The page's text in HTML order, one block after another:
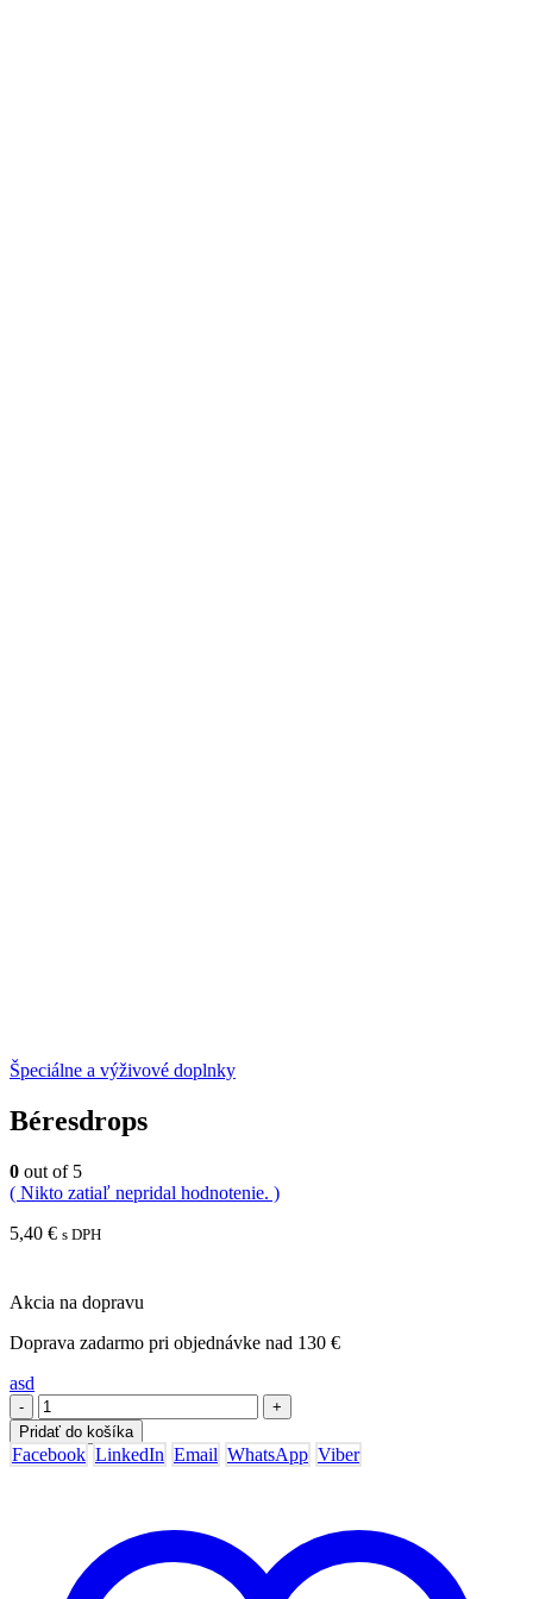
Špeciálne a výživové doplnky
Béresdrops
0 out of 5
( Nikto zatiaľ nepridal hodnotenie. )
5,40 € s DPH
Akcia na dopravu
Doprava zadarmo pri objednávke nad 130 €
asd
-
+
Pridať do košíka
Facebook LinkedIn Email WhatsApp Viber